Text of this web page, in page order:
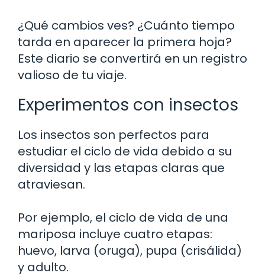
¿Qué cambios ves? ¿Cuánto tiempo
tarda en aparecer la primera hoja?
Este diario se convertirá en un registro
valioso de tu viaje.
Experimentos con insectos
Los insectos son perfectos para
estudiar el ciclo de vida debido a su
diversidad y las etapas claras que
atraviesan.
Por ejemplo, el ciclo de vida de una
mariposa incluye cuatro etapas:
huevo, larva (oruga), pupa (crisálida)
y adulto.